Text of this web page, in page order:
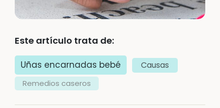
Este artículo trata de:
Uñas encarnadas bebé Causas
Remedios caseros